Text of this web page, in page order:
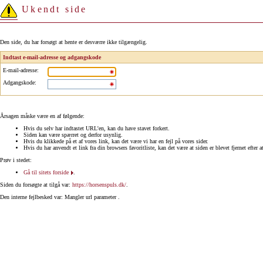
Ukendt side
Den side, du har forsøgt at hente er desværre ikke tilgængelig.
Indtast e-mail-adresse og adgangskode
E-mail-adresse:
Adgangskode:
Årsagen måske være en af følgende:
Hvis du selv har indtastet URL'en, kan du have stavet forkert.
Siden kan være spærret og derfor usynlig.
Hvis du klikkede på et af vores link, kan det være vi har en fejl på vores sider.
Hvis du har anvendt et link fra din browsers favoritliste, kan det være at siden er blevet fjernet efter
Prøv i stedet:
Gå til sitets forside
Siden du forsøgte at tilgå var: https://horsenspuls.dk/
Den interne fejlbesked var: Mangler url parameter .